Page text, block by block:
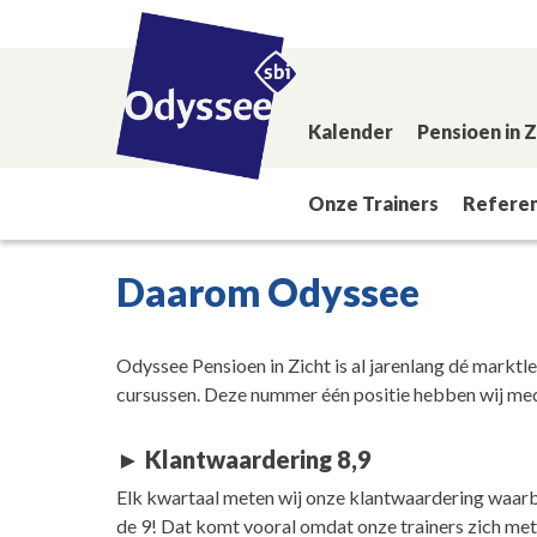
Kalender Pensioen in
Onze Trainers
Daarom Odyssee
Odyssee Pensioen in Zicht is al jarenlang dé
cursussen. Deze nummer één positie hebben wij
► Klantwaardering 8,9
Elk kwartaal meten wij onze klantwaardering
de 9! Dat komt vooral omdat onze trainers zich